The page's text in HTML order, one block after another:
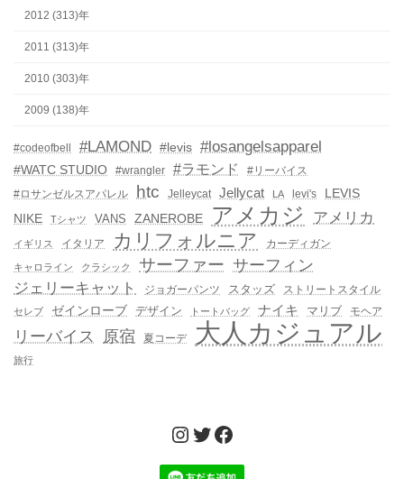
2012 (313)年
2011 (313)年
2010 (303)年
2009 (138)年
#codeofbell #LAMOND #levis #losangelsapparel
#WATC STUDIO #wrangler #ラモンド
#リーバイス
#ロサンゼルスアパレル
htc Jelleycat Jellycat LA levi's
LEVIS
NIKE
Tシャツ VANS ZANEROBE アメカジ アメリカ
イギリス イタリア カリフォルニア カーディガン
キャロライン クラシック サーファー サーフィン
ジェリーキャット
ジョガーパンツ スタッズ ストリートスタイル
セレブ ゼインローブ デザイン トートバッグ ナイキ マリブ モヘア
リーバイス 原宿 夏コーデ 大人カジュアル
旅行
Instagram
Twitter
Facebook